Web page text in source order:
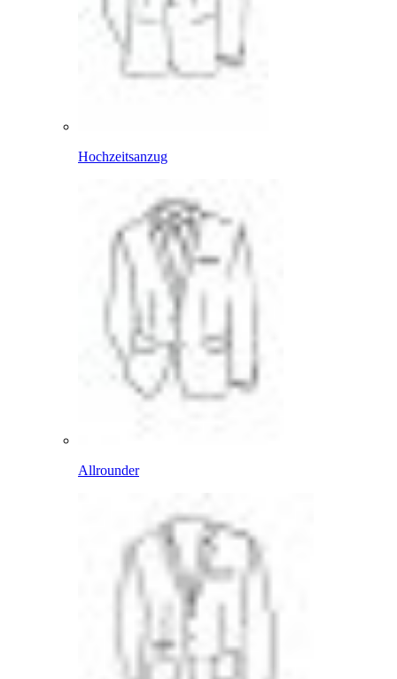
Hochzeitsanzug
Allrounder